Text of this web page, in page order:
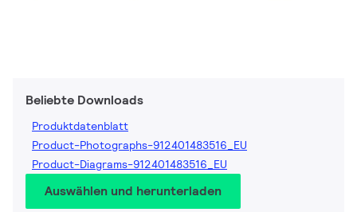
Beliebte Downloads
Produktdatenblatt
Product-Photographs-912401483516_EU
Product-Diagrams-912401483516_EU
Auswählen und herunterladen